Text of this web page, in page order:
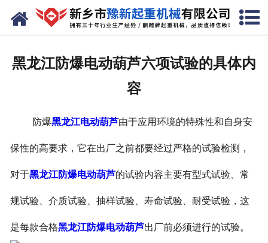
网站首页
资质荣誉
工程案例
联系我们
黑龙江防爆电动葫芦六项试验的具体内
容
防爆黑龙江电动葫芦由于应用环境的特殊性和自身安
保性的高要求，它在出厂之前都要经过严格的试验检测，
对于黑龙江防爆电动葫芦的试验内容主要有型式试验、常
规试验、介质试验、抽样试验、寿命试验、耐受试验，这
是每款合格黑龙江防爆电动葫芦出厂前必须进行的试验。